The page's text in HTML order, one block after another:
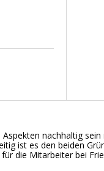
nachhaltig
ist es den beiden
die Mitarbeiter bei